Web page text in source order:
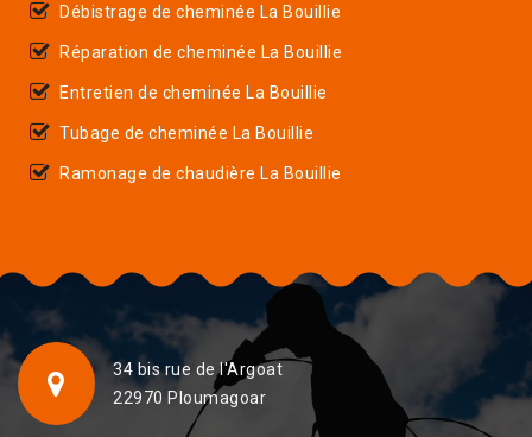
Débistrage de cheminée La Bouillie
Réparation de cheminée La Bouillie
Entretien de cheminée La Bouillie
Tubage de cheminée La Bouillie
Ramonage de chaudière La Bouillie
34 bis rue de l'Argoat
22970 Ploumagoar